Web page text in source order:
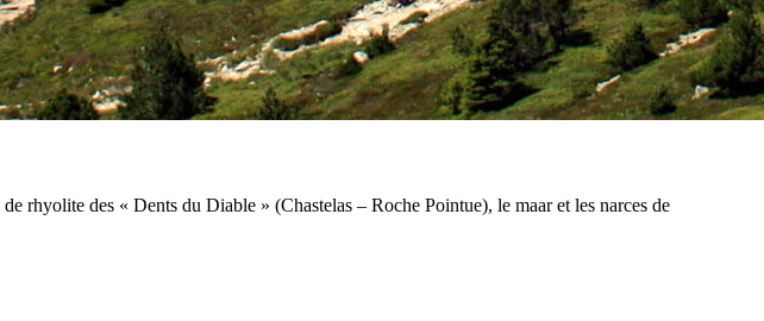
rhyolite des « Dents du Diable » (Chastelas – Roche Pointue), le maar et les narces de